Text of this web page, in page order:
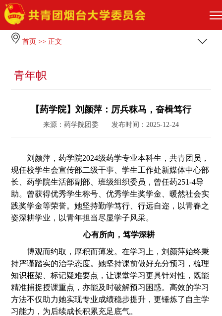
首页 >> 正文
青年帜
【药学院】刘颜萍：厉兵秣马，奋楫笃行
来源：药学院团委 发布时间：2025-12-24
刘颜萍，药学院2024级药学专业本科生，共青团员，
现任校学生会宣传部二级干事、学生工作处新媒体中心部
长、药学院生活部副部、班级组织委员，曾任药251-4导
助。曾获得优秀学生称号、优秀学生奖学金、暖然社会实
践奖学金等荣誉。她坚持勤学笃行、行远自迩，以青春之
姿深耕学业，以青年担当尽显学子风采。
心有所向，笃学深耕
博观而约取，厚积而薄发。在学习上，刘颜萍始终秉
持严谨踏实的治学态度。她坚持课前做好充分预习，梳理
知识框架、标记疑难要点，让课堂学习更具针对性，既能
精准捕捉授课重点，亦能及时破解预习困惑。高效的学习
方法不仅助力她实现专业成绩稳步提升，更锤炼了自主学
习能力，为后续成长积累充足底气。